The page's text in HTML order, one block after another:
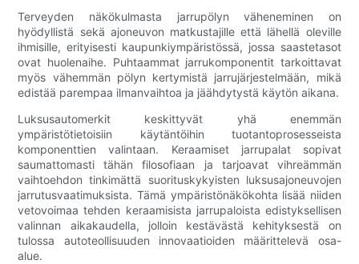
Terveyden näkökulmasta jarrupölyn väheneminen on
hyödyllistä sekä ajoneuvon matkustajille että lähellä oleville
ihmisille, erityisesti kaupunkiympäristössä, jossa saastetasot
ovat huolenaihe. Puhtaammat jarrukomponentit tarkoittavat
myös vähemmän pölyn kertymistä jarrujärjestelmään, mikä
edistää parempaa ilmanvaihtoa ja jäähdytystä käytön aikana.
Luksusautomerkit keskittyvät yhä enemmän
ympäristötietoisiin käytäntöihin tuotantoprosesseista
komponenttien valintaan. Keraamiset jarrupalat sopivat
saumattomasti tähän filosofiaan ja tarjoavat vihreämmän
vaihtoehdon tinkimättä suorituskykyisten luksusajoneuvojen
jarrutusvaatimuksista. Tämä ympäristönäkökohta lisää niiden
vetovoimaa tehden keraamisista jarrupaloista edistyksellisen
valinnan aikakaudella, jolloin kestävästä kehityksestä on
tulossa autoteollisuuden innovaatioiden määrittelevä osa-
alue.